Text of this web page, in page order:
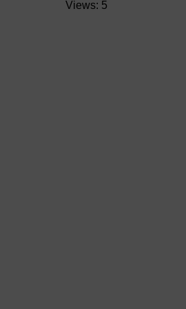
Views: 5